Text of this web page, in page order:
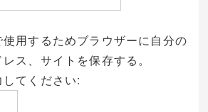
用するためブラウザーに自分の
ス、サイトを保存する。
てください: